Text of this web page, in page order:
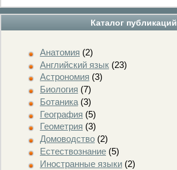
Каталог публикаций
Анатомия (2)
Английский язык(23)
Астрономия (3)
Биология (7)
Ботаника(3)
География (5)
Геометрия (3)
Домоводство(2)
Естествознание(5)
Иностранные языки(2)